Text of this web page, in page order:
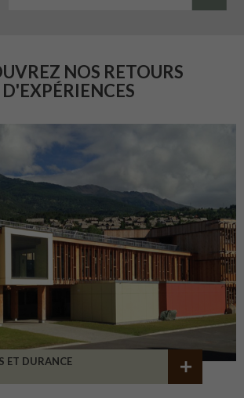
NOS RETOURS
D'EXPÉRIENCES
ET DURANCE